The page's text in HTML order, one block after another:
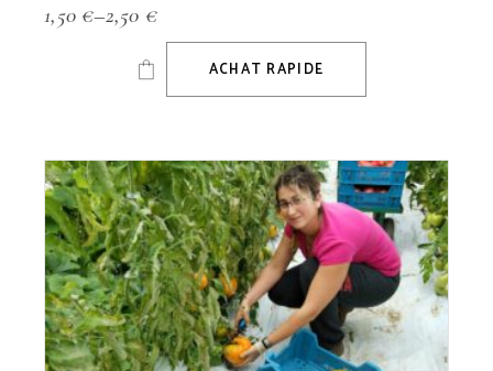
1,50 €–2,50 €
ACHAT RAPIDE